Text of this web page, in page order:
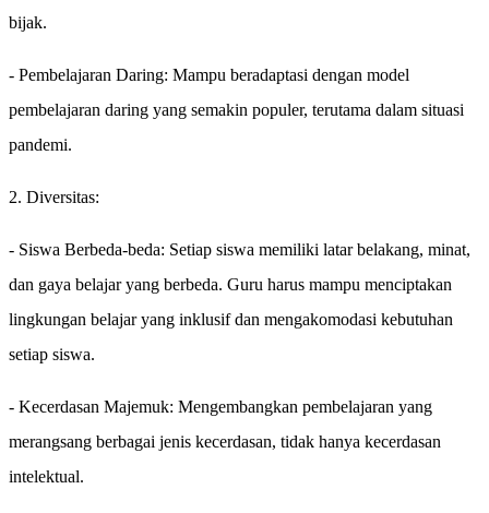
bijak.
- Pembelajaran Daring: Mampu beradaptasi dengan model
pembelajaran daring yang semakin populer, terutama dalam situasi
pandemi.
2. Diversitas:
- Siswa Berbeda-beda: Setiap siswa memiliki latar belakang, minat,
dan gaya belajar yang berbeda. Guru harus mampu menciptakan
lingkungan belajar yang inklusif dan mengakomodasi kebutuhan
setiap siswa.
- Kecerdasan Majemuk: Mengembangkan pembelajaran yang
merangsang berbagai jenis kecerdasan, tidak hanya kecerdasan
intelektual.